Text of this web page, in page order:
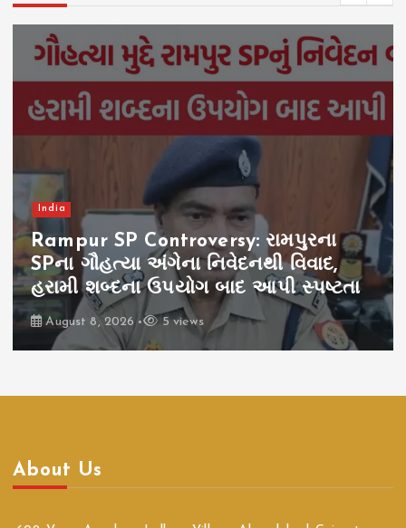
India
Rampur SP Controversy: રામપુરના
SPના ગૌહત્યા અંગેના નિવેદનથી વિવાદ,
હરામી શબ્દના ઉપયોગ બાદ આપી સ્પષ્ટતા
August 8, 2026 5 views
About Us